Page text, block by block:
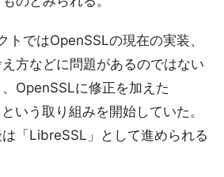
トではOpenSSLの現在の実装、
方などに問題があるのではない
OpenSSLに修正を加えた
いう取り組みを開始していた。
「LibreSSL」として進められる